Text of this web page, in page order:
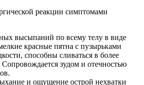
реакции симптомами
высыпаний по всему телу в виде
красные пятна с пузырьками
способны сливаться в более
зудом и отечностью
и ощущение острой нехватки